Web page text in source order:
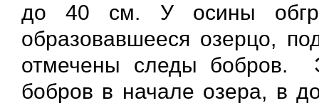
до 40 см. У осины
образовавшееся озерцо,
отмечены следы бобров.
бобров в начале озера, в